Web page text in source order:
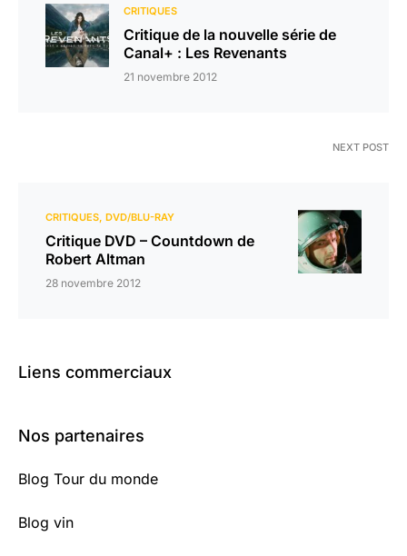
CRITIQUES
Critique de la nouvelle série de
Canal+ : Les Revenants
21 novembre 2012
NEXT POST
CRITIQUES DVD/BLU-RAY
Critique DVD – Countdown de
Robert Altman
28 novembre 2012
Liens commerciaux
Nos partenaires
Blog Tour du monde
Blog vin